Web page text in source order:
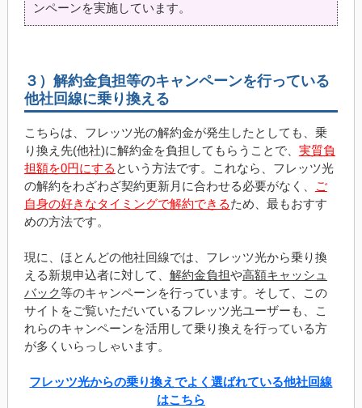
ンペーンを実施しています。
３）解約金負担等のキャンペーンを行っている
他社回線に乗り換える
こちらは、フレッツ光の解約金が発生したとしても、乗
り換え先(他社)に解約金を負担してもらうことで、 実質負
担額を0円にする という方法です。これなら、フレッツ光
の解約をわざわざ契約更新月に合わせる必要がなく、
ご
自身の好きなタイミングで解約できるため、最もおすす
めの方法です。
現に、ほとんどの他社回線では、フレッツ光から乗り換
える新規申込者に対して、 解約金負担や高額キャッシュ
バック等のキャンペーンを行っています。そして、この
サイトをご覧いただいているフレッツ光ユーザーも、こ
れらのキャンペーンを活用して乗り換えを行っている方
が多くいらっしゃいます。
フレッツ光からの乗り換えでよく選ばれている他社回線
はこちら